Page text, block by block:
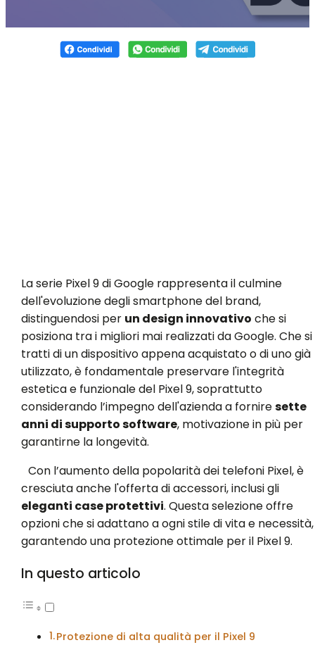
La serie Pixel 9 di Google rappresenta il culmine
dell'evoluzione degli smartphone del brand,
distinguendosi per un design innovativo che si
posiziona tra i migliori mai realizzati da Google. Che si
tratti di un dispositivo appena acquistato o di uno già
utilizzato, è fondamentale preservare l'integrità
estetica e funzionale del Pixel 9, soprattutto
considerando l’impegno dell'azienda a forniresette
anni di supporto software, motivazione in più per
garantirne la longevità.
Con l’aumento della popolarità dei telefoni Pixel, è
cresciuta anche l'offerta di accessori, inclusi gli
eleganti case protettivi. Questa selezione offre
opzioni che si adattano a ogni stile di vita e necessità,
garantendo una protezione ottimale per il Pixel 9.
In questo articolo
Protezione di alta qualità per il Pixel 9